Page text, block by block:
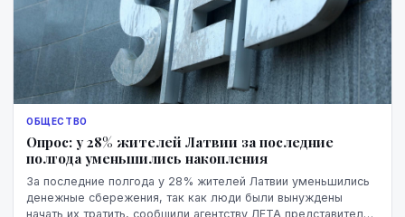
ОБЩЕСТВО
Опрос: у 28% жителей Латвии за последние
полгода уменьшились накопления
За последние полгода у 28% жителей Латвии уменьшились
денежные сбережения, так как люди были вынуждены
начать их тратить, сообщили агентству ЛЕТА представители